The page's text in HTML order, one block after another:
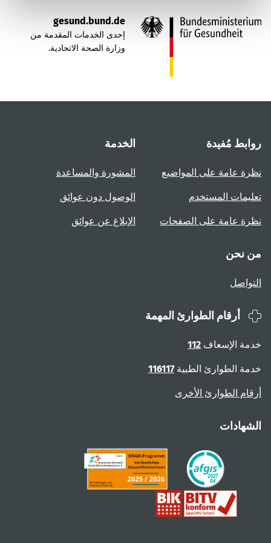
gesund.bund.de
إحدى الخدمات المقدمة من
وزارة الصحة الاتحادية.
روابط مُفيدة
نظرة عامة على المواضيع
تعليمات المستخدم
نظرة عامة على الصفحات
الخدمة
المشورة والمساعدة
الوصول دون عوائق
الإبلاغ عن عوائق
من نحن
التواصل
أرقام الطوارئ المهمة
خدمة الإسعاف 112
خدمة الطوارئ الطبية116117
أرقام الطوارئ الأخرى
الشهادات